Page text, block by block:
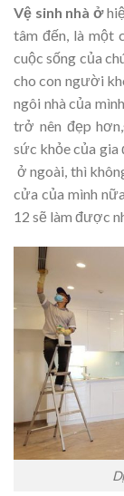
Vệ sinh nhà ở
tâm đến, là một
cuộc sống của
cho con người
ngôi nhà của
trở nên đẹp
sức khỏe của gia
ở ngoài, thì
cửa của mình
12 sẽ làm được